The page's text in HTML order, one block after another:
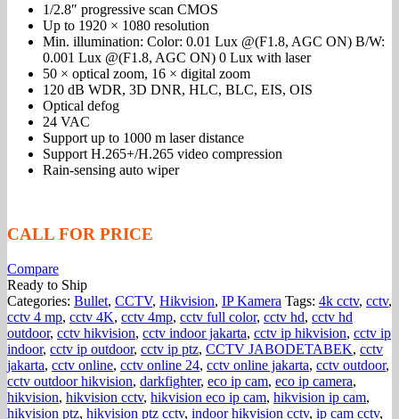
1/2.8″ progressive scan CMOS
Up to 1920 × 1080 resolution
Min. illumination: Color: 0.01 Lux @(F1.8, AGC ON) B/W:
0.001 Lux @(F1.8, AGC ON) 0 Lux with laser
50 × optical zoom, 16 × digital zoom
120 dB WDR, 3D DNR, HLC, BLC, EIS, OIS
Optical defog
24 VAC
Support up to 1000 m laser distance
Support H.265+/H.265 video compression
Rain-sensing auto wiper
CALL FOR PRICE
Compare
Ready to Ship
Categories: Bullet, CCTV, Hikvision, IP Kamera Tags: 4k cctv, cctv,
cctv 4 mp, cctv 4K, cctv 4mp, cctv full color, cctv hd, cctv hd
outdoor, cctv hikvision, cctv indoor jakarta, cctv ip hikvision, cctv ip
indoor, cctv ip outdoor, cctv ip ptz, CCTV JABODETABEK, cctv
jakarta, cctv online, cctv online 24, cctv online jakarta, cctv outdoor,
cctv outdoor hikvision, darkfighter, eco ip cam, eco ip camera,
hikvision, hikvision cctv, hikvision eco ip cam, hikvision ip cam,
hikvision ptz, hikvision ptz cctv, indoor hikvision cctv, ip cam cctv,